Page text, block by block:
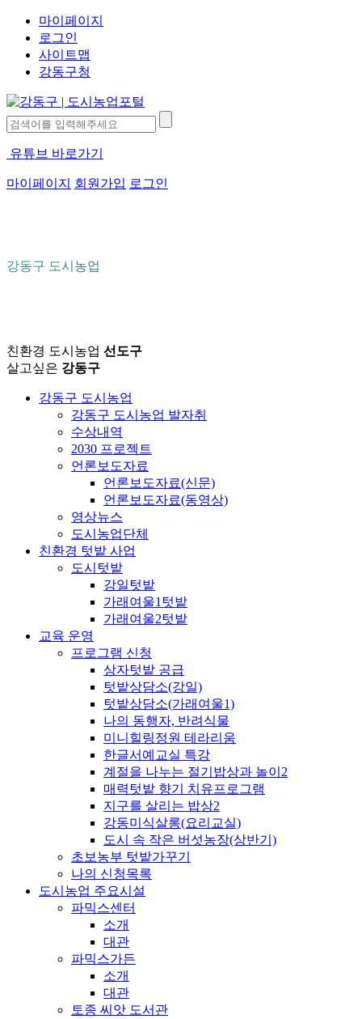
마이페이지
로그인
사이트맵
강동구청
유튜브 바로가기
마이페이지 회원가입 로그인
강동구 도시농업
친환경 도시농업 선도구
살고싶은 강동구
강동구 도시농업
강동구 도시농업 발자취
수상내역
2030 프로젝트
언론보도자료
언론보도자료(신문)
언론보도자료(동영상)
영상뉴스
도시농업단체
친환경 텃밭 사업
도시텃밭
강일텃밭
가래여울1텃밭
가래여울2텃밭
교육 운영
프로그램 신청
상자텃밭 공급
텃밭상담소(강일)
텃밭상담소(가래여울1)
나의 동행자, 반려식물
미니힐링정원 테라리움
한글서예교실 특강
계절을 나누는 절기밥상과 놀이2
매력텃밭 향기 치유프로그램
지구를 살리는 밥상2
강동미식살롱(요리교실)
도시 속 작은 버섯농장(상반기)
초보농부 텃밭가꾸기
나의 신청목록
도시농업 주요시설
파믹스센터
소개
대관
파믹스가든
소개
대관
토종 씨앗 도서관